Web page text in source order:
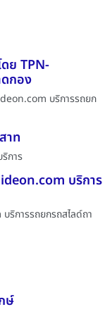
ย TPN-
กอง
บริการรถยก
าท
การ
บริการ
ริการรถยกรถสไลด์ถา
ษ์